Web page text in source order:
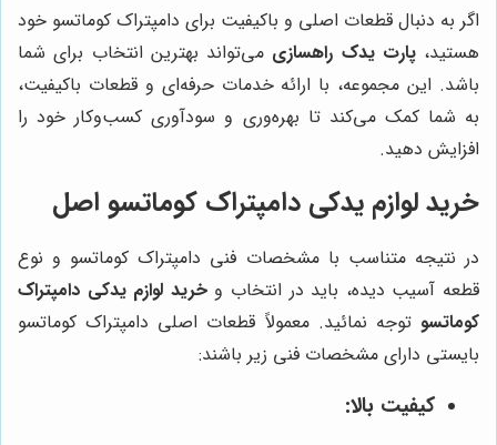
اگر به دنبال قطعات اصلی و باکیفیت برای دامپتراک کوماتسو خود
هستید،پارت یدک راهسازی می‌تواند بهترین انتخاب برای شما
باشد. این مجموعه، با ارائه خدمات حرفه‌ای و قطعات باکیفیت،
به شما کمک می‌کند تا بهره‌وری و سودآوری کسب‌وکار خود را
افزایش دهید.
خرید لوازم یدکی دامپتراک کوماتسو اصل
در نتیجه متناسب با مشخصات فنی دامپتراک کوماتسو و نوع
قطعه آسیب دیده، باید در انتخاب وخرید لوازم یدکی دامپتراک
کوماتسو توجه نمائید. معمولاً قطعات اصلی دامپتراک کوماتسو
بایستی دارای مشخصات فنی زیر باشند:
کیفیت بالا: